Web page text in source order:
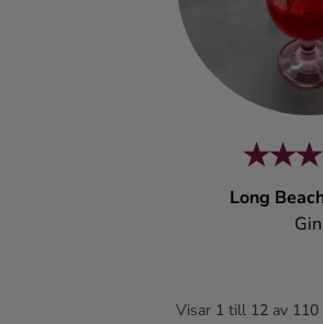
Long
Gin
Visar 1 till 12 av 110